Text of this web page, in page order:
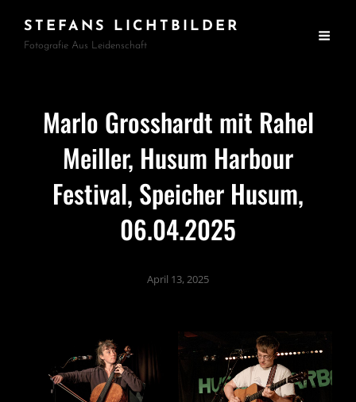
STEFANS LICHTBILDER
Fotografie Aus Leidenschaft
Marlo Grosshardt mit Rahel
Meiller, Husum Harbour
Festival, Speicher Husum,
06.04.2025
April 13, 2025